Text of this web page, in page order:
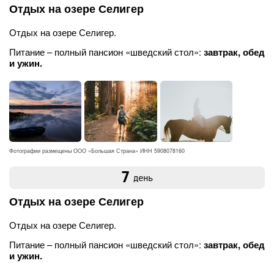
Отдых на озере Селигер
Отдых на озере Селигер.
Питание – полный пансион «шведский стол»: завтрак, обед
и ужин.
Фотографии размещены ООО «Большая Страна» ИНН 5908078160
7 день
Отдых на озере Селигер
Отдых на озере Селигер.
Питание – полный пансион «шведский стол»: завтрак, обед
и ужин.